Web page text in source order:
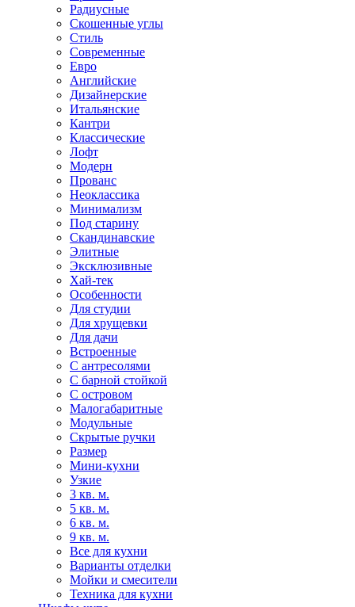
Радиусные
Скошенные углы
Стиль
Современные
Евро
Английские
Дизайнерские
Итальянские
Кантри
Классические
Лофт
Модерн
Прованс
Неоклассика
Минимализм
Под старину
Скандинавские
Элитные
Эксклюзивные
Хай-тек
Особенности
Для студии
Для хрущевки
Для дачи
Встроенные
С антресолями
С барной стойкой
С островом
Малогабаритные
Модульные
Скрытые ручки
Размер
Мини-кухни
Узкие
3 кв. м.
5 кв. м.
6 кв. м.
9 кв. м.
Все для кухни
Варианты отделки
Мойки и смесители
Техника для кухни